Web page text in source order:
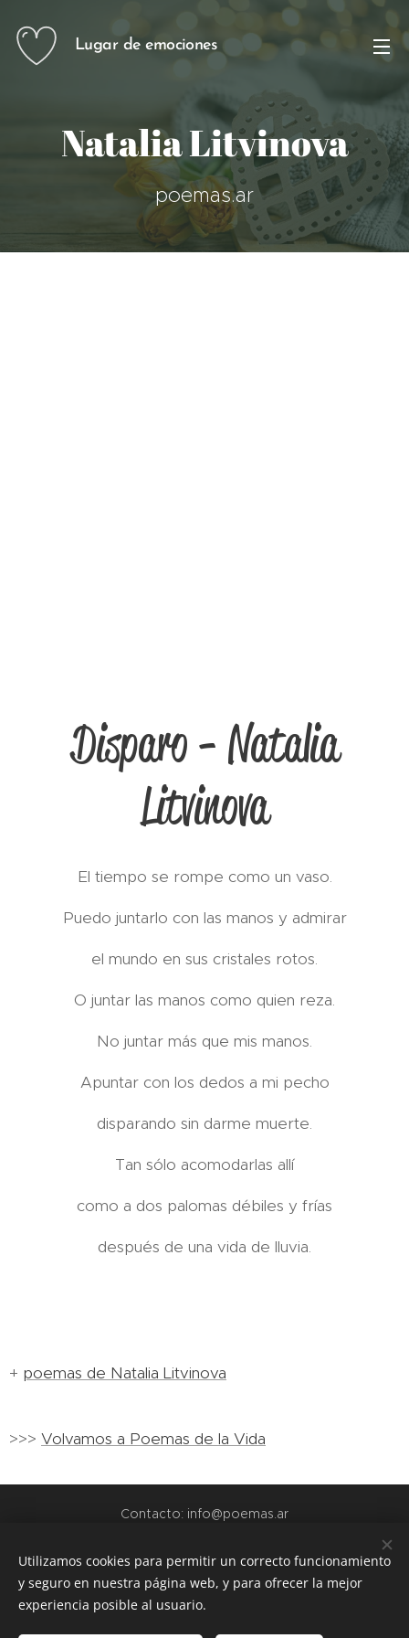
Lugar de emociones
Natalia Litvinova
poemas.ar
Disparo - Natalia
Litvinova
El tiempo se rompe como un vaso.
Puedo juntarlo con las manos y admirar
el mundo en sus cristales rotos.
O juntar las manos como quien reza.
No juntar más que mis manos.
Apuntar con los dedos a mi pecho
disparando sin darme muerte.
Tan sólo acomodarlas allí
como a dos palomas débiles y frías
después de una vida de lluvia.
+ poemas de Natalia Litvinova
>>> Volvamos a Poemas de la Vida
Contacto: info@poemas.ar
webs amigas:
www.teamo.ar
Utilizamos cookies para permitir un correcto funcionamiento
y seguro en nuestra página web, y para ofrecer la mejor
experiencia posible al usuario.